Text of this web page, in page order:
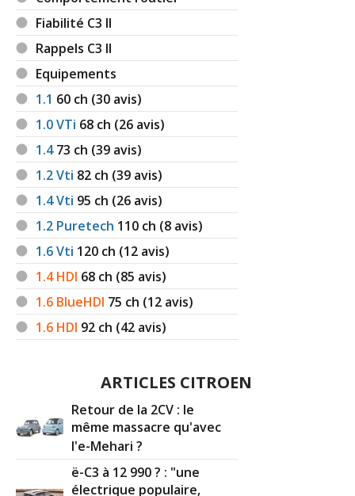
Fiabilité C3 II
Rappels C3 II
Equipements
1.1 60 ch (30 avis)
1.0 VTi 68 ch (26 avis)
1.473 ch (39 avis)
1.2 Vti 82 ch (39 avis)
1.4 Vti 95 ch (26 avis)
1.2 Puretech 110 ch (8 avis)
1.6 Vti 120 ch (12 avis)
1.4 HDI 68 ch (85 avis)
1.6 BlueHDI 75 ch (12 avis)
1.6 HDI 92 ch (42 avis)
ARTICLES CITROEN
Retour de la 2CV : le
même massacre qu'avec
l'e-Mehari ?
ë-C3 à 12 990 ? : "une
électrique populaire,